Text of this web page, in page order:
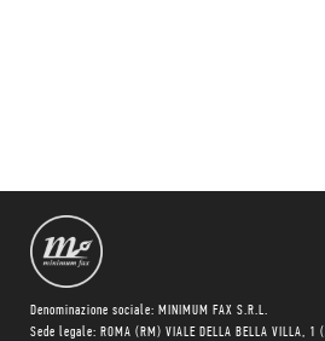
Denominazione sociale: MINIMUM FAX S.R.L.
Sede legale: ROMA (RM) VIALE DELLA BELLA VILLA, 1